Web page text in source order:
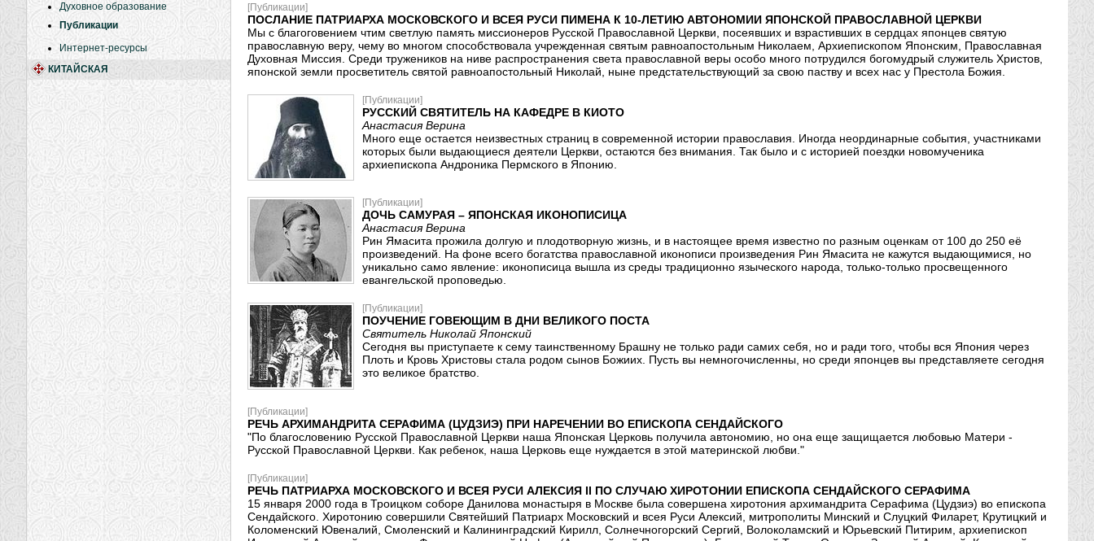
Духовное образование
Публикации
Интернет-ресурсы
КИТАЙСКАЯ
[Публикации]
ПОСЛАНИЕ ПАТРИАРХА МОСКОВСКОГО И ВСЕЯ РУСИ ПИМЕНА К 10-ЛЕТИЮ АВТОНОМИИ ЯПОНСКОЙ ПРАВОСЛАВНОЙ ЦЕРКВИ
Мы с благоговением чтим светлую память миссионеров Русской Православной Церкви, посеявших и взрастивших в сердцах японцев святую
православную веру, чему во многом способствовала учрежденная святым равноапостольным Николаем, Архиепископом Японским, Православная
Духовная Миссия. Среди тружеников на ниве распространения света православной веры особо много потрудился богомудрый служитель Христов,
японской земли просветитель святой равноапостольный Николай, ныне предстательствующий за свою паству и всех нас у Престола Божия.
[Публикации]
РУССКИЙ СВЯТИТЕЛЬ НА КАФЕДРЕ В КИОТО
Анастасия Верина
Много еще остается неизвестных страниц в современной истории православия. Иногда неординарные события, участниками
которых были выдающиеся деятели Церкви, остаются без внимания. Так было и с историей поездки новомученика
архиепископа Андроника Пермского в Японию.
[Публикации]
ДОЧЬ САМУРАЯ – ЯПОНСКАЯ ИКОНОПИСИЦА
Анастасия Верина
Рин Ямасита прожила долгую и плодотворную жизнь, и в настоящее время известно по разным оценкам от 100 до 250 её
произведений. На фоне всего богатства православной иконописи произведения Рин Ямасита не кажутся выдающимися, но
уникально само явление: иконописица вышла из среды традиционно языческого народа, только-только просвещенного
евангельской проповедью.
[Публикации]
ПОУЧЕНИЕ ГОВЕЮЩИМ В ДНИ ВЕЛИКОГО ПОСТА
Святитель Николай Японский
Сегодня вы приступаете к сему таинственному Брашну не только ради самих себя, но и ради того, чтобы вся Япония через
Плоть и Кровь Христовы стала родом сынов Божиих. Пусть вы немногочисленны, но среди японцев вы представляете сегодня
это великое братство.
[Публикации]
РЕЧЬ АРХИМАНДРИТА СЕРАФИМА (ЦУДЗИЭ) ПРИ НАРЕЧЕНИИ ВО ЕПИСКОПА СЕНДАЙСКОГО
"По благословению Русской Православной Церкви наша Японская Церковь получила автономию, но она еще защищается любовью Матери -
Русской Православной Церкви. Как ребенок, наша Церковь еще нуждается в этой материнской любви."
[Публикации]
РЕЧЬ ПАТРИАРХА МОСКОВСКОГО И ВСЕЯ РУСИ АЛЕКСИЯ II ПО СЛУЧАЮ ХИРОТОНИИ ЕПИСКОПА СЕНДАЙСКОГО СЕРАФИМА
15 января 2000 года в Троицком соборе Данилова монастыря в Москве была совершена хиротония архимандрита Серафима (Цудзиэ) во епископа
Сендайского. Хиротонию совершили Святейший Патриарх Московский и всея Руси Алексий, митрополиты Минский и Слуцкий Филарет, Крутицкий и
Коломенский Ювеналий, Смоленский и Калининградский Кирилл, Солнечногорский Сергий, Волоколамский и Юрьевский Питирим, архиепископ